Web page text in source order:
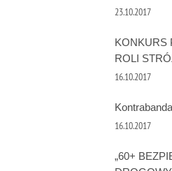
23.10.2017
KONKURS
ROLI
16.10.2017
16.10.2017
„60+